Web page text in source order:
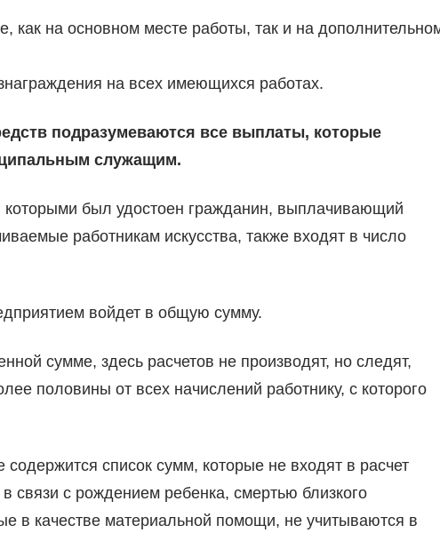
как на основном месте работы, так и на
на всех имеющихся работах.
подразумеваются все выплаты, которые
служащим.
которыми был удостоен гражданин, выплачивающий
работникам искусства, также входят в число
войдет в общую сумму.
сумме, здесь расчетов не производят, но следят,
половины от всех начислений работнику, с которого
список сумм, которые не входят в расчет
с рождением ребенка, смертью близкого
в качестве материальной помощи, не учитываются в